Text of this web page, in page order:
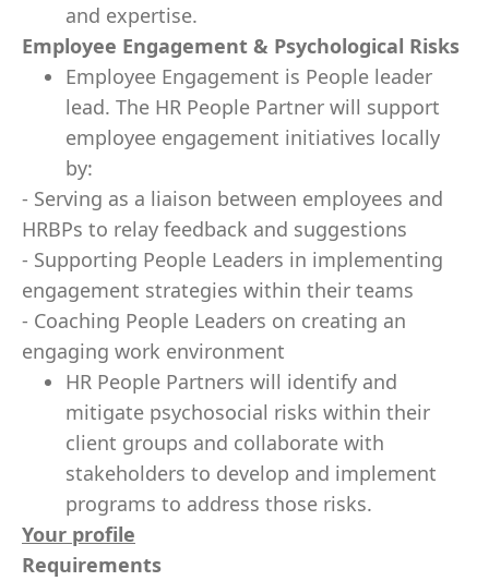
and expertise.
Employee Engagement & Psychological Risks
Employee Engagement is People leader
lead. The HR People Partner will support
employee engagement initiatives locally
by:
- Serving as a liaison between employees and
HRBPs to relay feedback and suggestions
- Supporting People Leaders in implementing
engagement strategies within their teams
- Coaching People Leaders on creating an
engaging work environment
HR People Partners will identify and
mitigate psychosocial risks within their
client groups and collaborate with
stakeholders to develop and implement
programs to address those risks.
Your profile
Requirements